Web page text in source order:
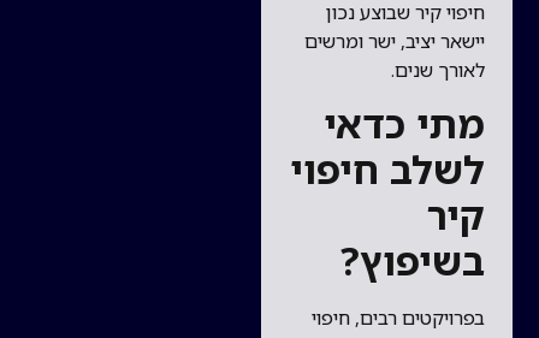
חיפוי קיר שבוצע נכון
יישאר יציב, ישר ומרשים
לאורך שנים.
מתי כדאי
לשלב חיפוי
קיר
בשיפוץ?
בפרויקטים רבים, חיפוי